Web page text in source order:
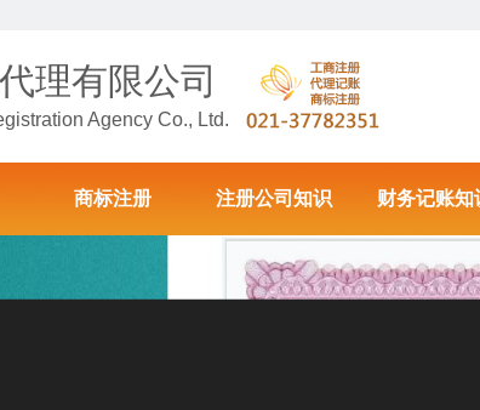
理有限公司
Agency Co., Ltd.
商标注册 注册公司知识 财务记账知